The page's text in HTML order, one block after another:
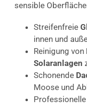
sensible
Streifenfreie
innen und
Reinigung von
Solaranlagen
Schonende
Moose und
Professionelle